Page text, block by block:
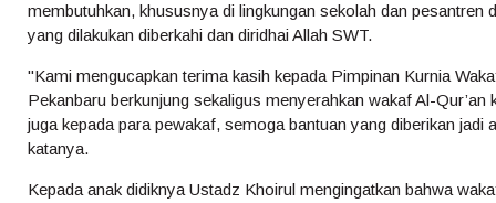
membutuhkan, khususnya di lingkungan sekolah dan pesantren
yang dilakukan diberkahi dan diridhai Allah SWT.
"Kami mengucapkan terima kasih kepada Pimpinan Kurnia
Pekanbaru berkunjung sekaligus menyerahkan wakaf Al-
juga kepada para pewakaf, semoga bantuan yang diberikan jadi
katanya.
Kepada anak didiknya Ustadz Khoirul mengingatkan bahwa